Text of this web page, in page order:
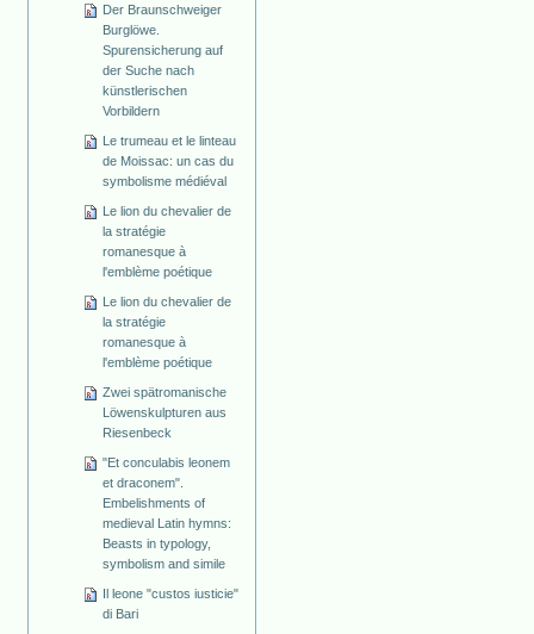
Der Braunschweiger
Burglöwe.
Spurensicherung auf
der Suche nach
künstlerischen
Vorbildern
Le trumeau et le linteau
de Moissac: un cas du
symbolisme médiéval
Le lion du chevalier de
la stratégie
romanesque à
l'emblème poétique
Le lion du chevalier de
la stratégie
romanesque à
l'emblème poétique
Zwei spätromanische
Löwenskulpturen aus
Riesenbeck
"Et conculabis leonem
et draconem".
Embelishments of
medieval Latin hymns:
Beasts in typology,
symbolism and simile
Il leone "custos iusticie"
di Bari